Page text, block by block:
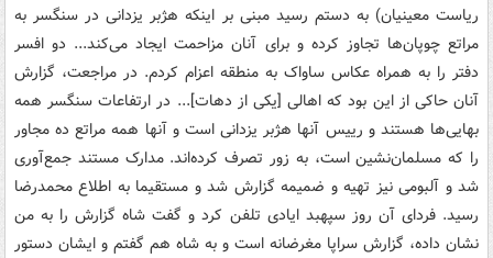
ریاست معینیان) به دستم رسید مبنی بر اینکه هژبر یزدانی در سنگسر به
مراتع چوپان‌ها تجاوز کرده و برای آنان مزاحمت ایجاد می‌کند... دو افسر
دفتر را به همراه عکاس ساواک به منطقه اعزام کردم. در مراجعت، گزارش
آنان حاکی از این بود که اهالی [یکی از دهات]... در ارتفاعات سنگسر همه
بهایی‌ها هستند و رییس آنها هژبر یزدانی است و آنها همه مراتع ده مجاور
را که مسلمان‌نشین است، به زور تصرف کرده‌اند. مدارک مستند جمع‌آوری
شد و آلبومی نیز تهیه و ضمیمه گزارش شد و مستقیما به اطلاع محمدرضا
رسید. فردای آن روز سپهبد ایادی تلفن کرد و گفت شاه گزارش را به من
نشان داده، گزارش سراپا مغرضانه است و به شاه هم گفتم و ایشان دستور